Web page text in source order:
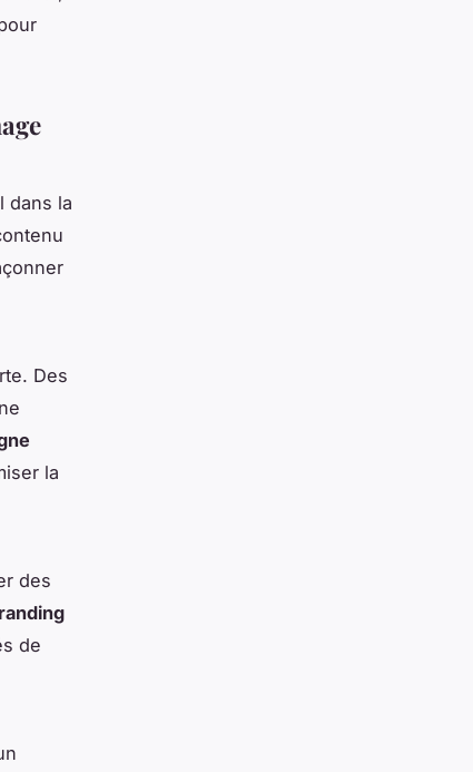
dans la
Des
la
des
de